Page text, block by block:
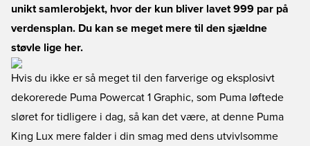
unikt samlerobjekt, hvor der kun bliver lavet 999 par på
verdensplan. Du kan se meget mere til den sjældne
støvle lige her.
Hvis du ikke er så meget til den farverige og eksplosivt
dekorerede Puma Powercat 1 Graphic, som Puma løftede
sløret for tidligere i dag, så kan det være, at denne Puma
King Lux mere falder i din smag med dens utvivlsomme